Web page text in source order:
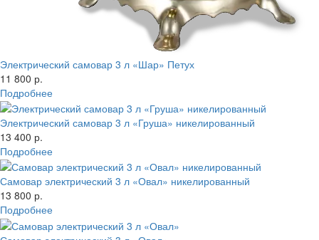
Электрический самовар 3 л «Шар» Петух
11 800 р.
Подробнее
Электрический самовар 3 л «Груша» никелированный
13 400 р.
Подробнее
Самовар электрический 3 л «Овал» никелированный
13 800 р.
Подробнее